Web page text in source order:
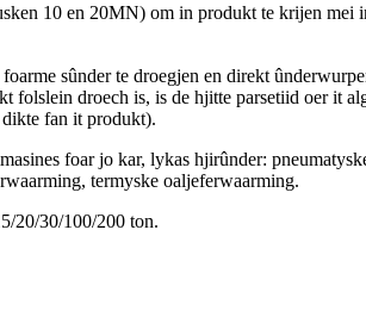
10 en 20MN) om in produkt te krijen mei
sûnder te droegjen en direkt
folslein droech is, is de hjitte parsetiid oer it
fan it produkt).
foar jo kar, lykas hjirûnder:
termyske oaljeferwaarming.
20/30/100/200 ton.